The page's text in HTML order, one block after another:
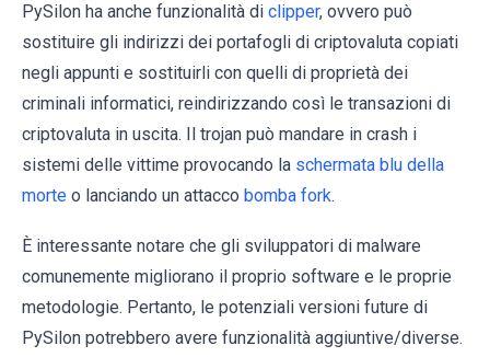
PySilon ha anche funzionalità di clipper, ovvero può
sostituire gli indirizzi dei portafogli di criptovaluta copiati
negli appunti e sostituirli con quelli di proprietà dei
criminali informatici, reindirizzando così le transazioni di
criptovaluta in uscita. Il trojan può mandare in crash i
sistemi delle vittime provocando la schermata blu della
morte o lanciando un attacco bomba fork.
È interessante notare che gli sviluppatori di malware
comunemente migliorano il proprio software e le proprie
metodologie. Pertanto, le potenziali versioni future di
PySilon potrebbero avere funzionalità aggiuntive/diverse.